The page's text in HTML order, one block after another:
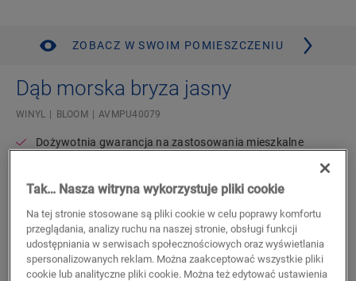
ZOBACZ W SWOIM POMIESZCZENIU
Dąb morska bryza jasny
WINYL BLOOM AVMPU40079
Dożywotnia gwarancja na zastosowania mieszkalne
Wodoodporne
Zintegrowany podkład
199,95PLN/m²
Sugerowana cena brutto
Tak… Nasza witryna wykorzystuje pliki cookie
Na tej stronie stosowane są pliki cookie w celu poprawy komfortu
przeglądania, analizy ruchu na naszej stronie, obsługi funkcji
udostępniania w serwisach społecznościowych oraz wyświetlania
spersonalizowanych reklam. Można zaakceptować wszystkie pliki
cookie lub analityczne pliki cookie. Można też edytować ustawienia